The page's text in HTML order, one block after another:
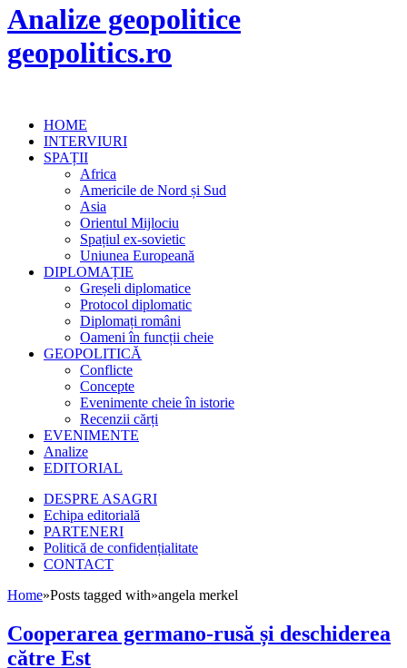
Analize geopolitice
geopolitics.ro
HOME
INTERVIURI
SPAȚII
Africa
Americile de Nord și Sud
Asia
Orientul Mijlociu
Spațiul ex-sovietic
Uniunea Europeană
DIPLOMAȚIE
Greșeli diplomatice
Protocol diplomatic
Diplomați români
Oameni în funcții cheie
GEOPOLITICĂ
Conflicte
Concepte
Evenimente cheie în istorie
Recenzii cărți
EVENIMENTE
Analize
EDITORIAL
DESPRE ASAGRI
Echipa editorială
PARTENERI
Politică de confidențialitate
CONTACT
Home»Posts tagged with»angela merkel
Cooperarea germano-rusă și deschiderea
către Est